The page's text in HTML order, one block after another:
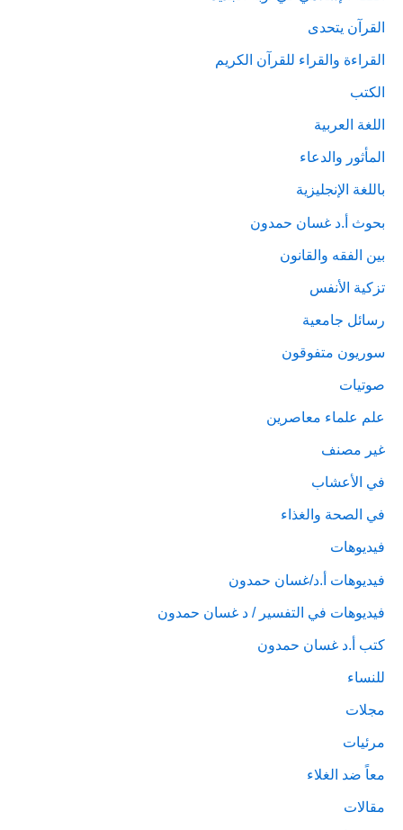
القرآن يتحدى
القراءة والقراء للقرآن الكريم
الكتب
اللغة العربية
المأثور والدعاء
باللغة الإنجليزية
بحوث أ.د غسان حمدون
بين الفقه والقانون
تزكية الأنفس
رسائل جامعية
سوريون متفوقون
صوتيات
علم علماء معاصرين
غير مصنف
في الأعشاب
في الصحة والغذاء
فيديوهات
فيديوهات أ.د/غسان حمدون
فيديوهات في التفسير / د غسان حمدون
كتب أ.د غسان حمدون
للنساء
مجلات
مرئيات
معاً ضد الغلاء
مقالات